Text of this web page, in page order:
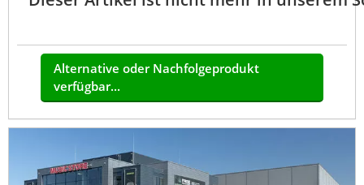
Alternative oder Nachfolgeprodukt
verfügbar...